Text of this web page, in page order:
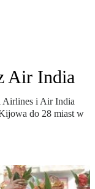
Air India
Airlines i Air India
do 28 miast w